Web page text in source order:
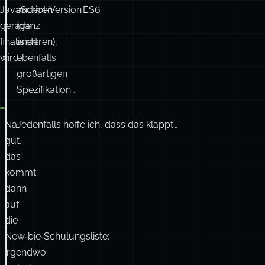
JavaScript‑Version ES6
gerade
finalisiert
wird.
anderen
(ganz
anderen),
ebenfalls
großartigen
Spezifikation…
Na
gut,
das
kommt
dann
auf
die
New‑bie‑Schulungsliste:
irgendwo
Jedenfalls hoffe ich, dass das klappt…